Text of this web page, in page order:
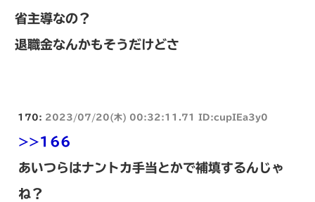
省主導なの？
退職金なんかもそうだけどさ
170: 2023/07/20(木) 00:32:11.71 ID:cupIEa3y0
>>166
あいつらはナントカ手当とかで補填するんじゃ
ね？